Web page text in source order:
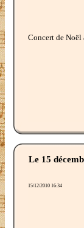
Concert de Noël
Le 15
15/12/2010 16:34